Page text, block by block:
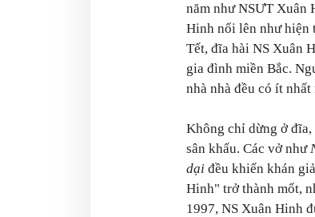
năm như NSƯT Xuân
Hinh nổi lên như hiện
Tết, đĩa hài NS Xuân
gia đình miền Bắc.
nhà nhà đều có ít
Không chỉ dừng ở
sân khấu. Các vở như
dại đều khiến khán
Hinh" trở thành mốt,
1997, NS Xuân Hinh